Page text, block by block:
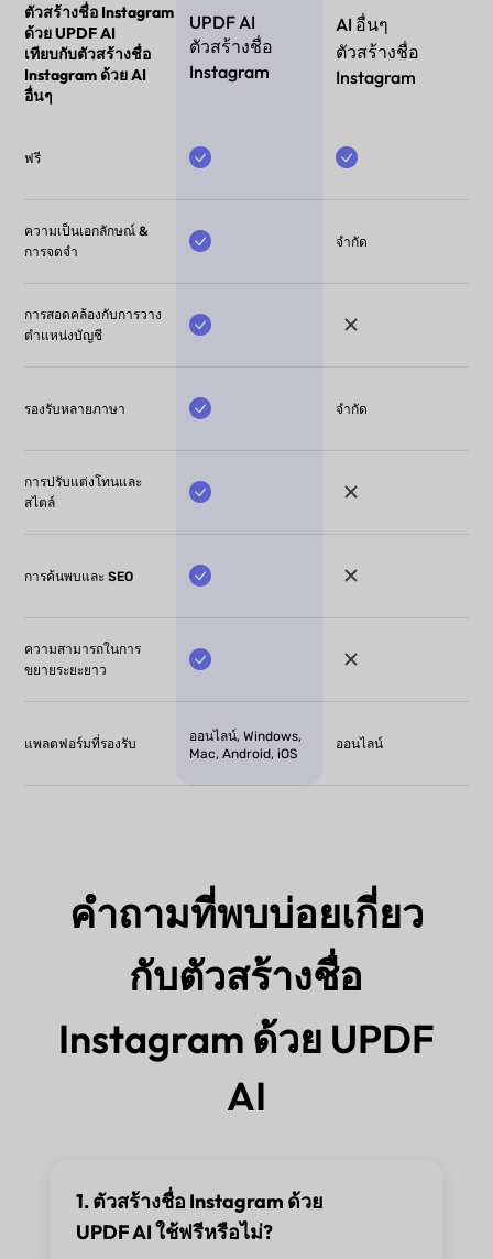
ตัวสร้างชื่อ Instagram
ด้วย UPDF AI
เทียบกับตัวสร้างชื่อ
Instagram ด้วย AI
อื่นๆ
UPDF AI
ตัวสร้างชื่อ
Instagram
AI อื่นๆ
ตัวสร้างชื่อ
Instagram
ฟรี
ความเป็นเอกลักษณ์ &
การจดจำ
จำกัด
การสอดคล้องกับการวาง
ตำแหน่งบัญชี
รองรับหลายภาษา จำกัด
การปรับแต่งโทนและ
สไตล์
การค้นพบและ SEO
ความสามารถในการ
ขยายระยะยาว
แพลตฟอร์มที่รองรับ
ออนไลน์, Windows,
Mac, Android, iOS
ออนไลน์
คำถามที่พบบ่อยเกี่ยว
กับตัวสร้างชื่อ
Instagram ด้วย UPDF
AI
1. ตัวสร้างชื่อ Instagram ด้วย
UPDF AI ใช้ฟรีหรือไม่?